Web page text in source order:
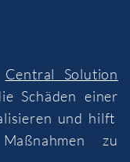
Central Solution
Schäden einer
und hilft
zu